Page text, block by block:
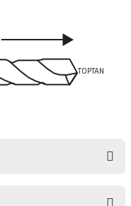
TOPTAN